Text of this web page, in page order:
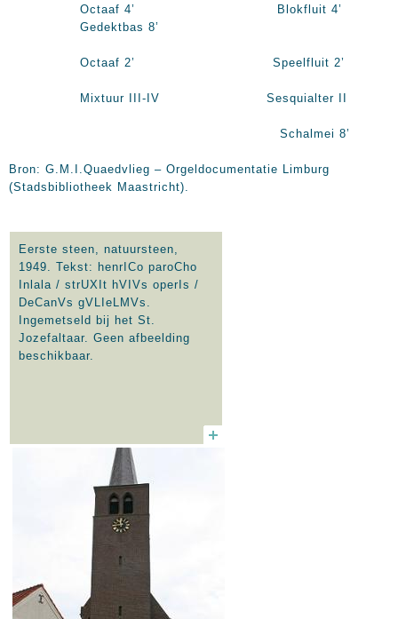
Octaaf 4’ Blokfluit 4’
Gedektbas 8’
Octaaf 2’ Speelfluit 2’
Mixtuur III-IV Sesquialter II
Schalmei 8’
Bron: G.M.I.Quaedvlieg – Orgeldocumentatie Limburg
(Stadsbibliotheek Maastricht).
Eerste steen, natuursteen,
1949. Tekst: henrICo paroCho
Inlala / strUXIt hVIVs operIs /
DeCanVs gVLIeLMVs.
Ingemetseld bij het St.
Jozefaltaar. Geen afbeelding
beschikbaar.